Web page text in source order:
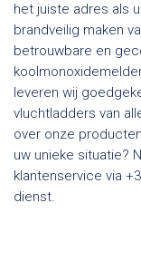
het juiste adres als
brandveilig maken
betrouwbare en
leveren wij
vluchtladders van
over onze
uw unieke situatie?
klantenservice via
dienst.